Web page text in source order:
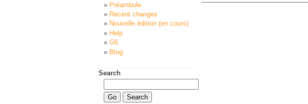
Préambule
Recent changes
Nouvelle édition (en cours)
Help
G6
Blog
Search